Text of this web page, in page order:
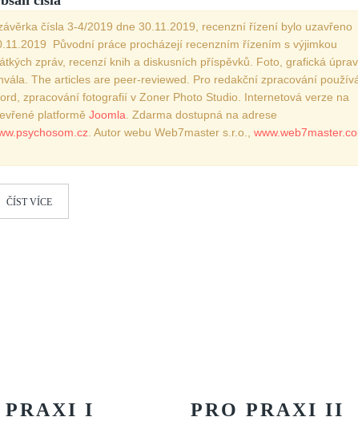
Vydání 3-4/ 2022
Vydání 3-4/ 2021
Vydání 2/ 2021
Vydání 3-4/ 2020
Vydání 3-4/ 2019
Vydání 4/2018
čísla 3-4/2019 dne 30.11.2019, recenzní řízení bylo uzavřeno
Původní práce procházejí recenzním řízením s výjimkou
zpráv, recenzí knih a diskusních příspěvků. Foto, grafická
The articles are peer-reviewed. Pro redakční zpracování
zpracování fotografií v Zoner Photo Studio. Internetová verze na
platformě Joomla . Zdarma dostupná na adrese
. Autor webu Web7master s.r.o.,
ČÍST VÍCE
PRAXI I PRO PRAXI II